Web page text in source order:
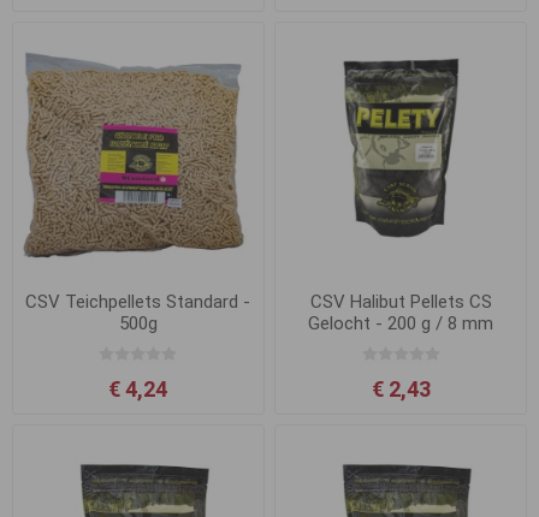
CSV Teichpellets Standard -
500g
€ 4,24
CSV Halibut Pellets CS
Gelocht - 200 g / 8 mm
€ 2,43